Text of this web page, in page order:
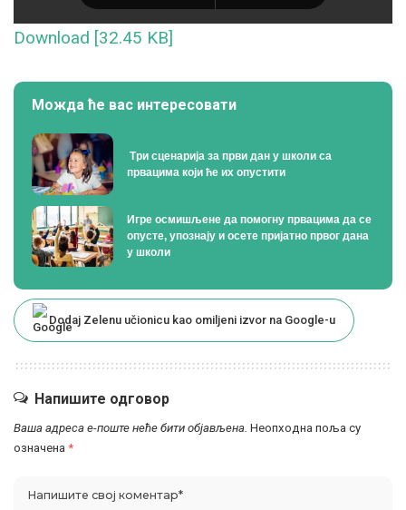
Download [32.45 KB]
Можда ће вас интересовати
Tри сценарија за први дан у школи са
првацима који ће их опустити
Игре осмишљене да помогну првацима да се
опусте, упознају и осете пријатно првог дана
у школи
Dodaj Zelenu učionicu kao omiljeni izvor na Google-u
Напишите одговор
Ваша адреса е-поште неће бити објављена. Неопходна поља су
означена *